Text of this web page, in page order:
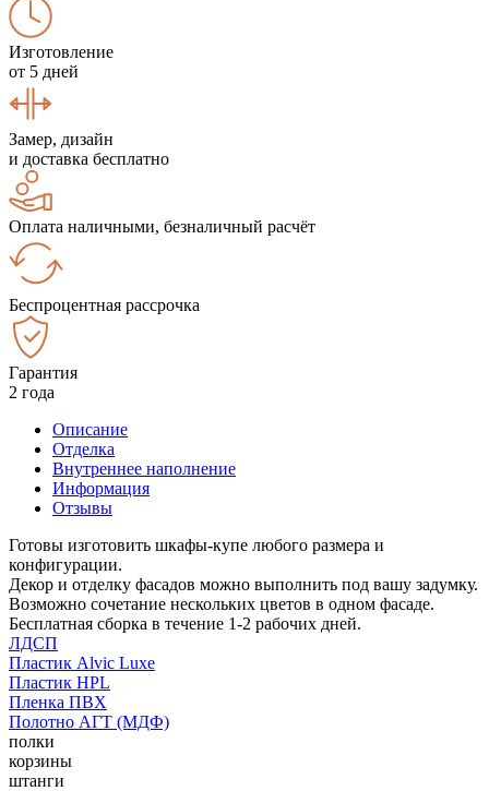
Изготовление
от 5 дней
Замер, дизайн
и доставка бесплатно
Оплата наличными, безналичный расчёт
Беспроцентная рассрочка
Гарантия
2 года
Описание
Отделка
Внутреннее наполнение
Информация
Отзывы
Готовы изготовить шкафы-купе любого размера и
конфигурации.
Декор и отделку фасадов можно выполнить под вашу задумку.
Возможно сочетание нескольких цветов в одном фасаде.
Бесплатная сборка в течение 1-2 рабочих дней.
ЛДСП
Пластик Alvic Luxe
Пластик HPL
Пленка ПВХ
Полотно АГТ (МДФ)
полки
корзины
штанги